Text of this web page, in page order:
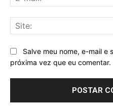
Salve meu nome, e-mail e
próxima vez que eu comentar.